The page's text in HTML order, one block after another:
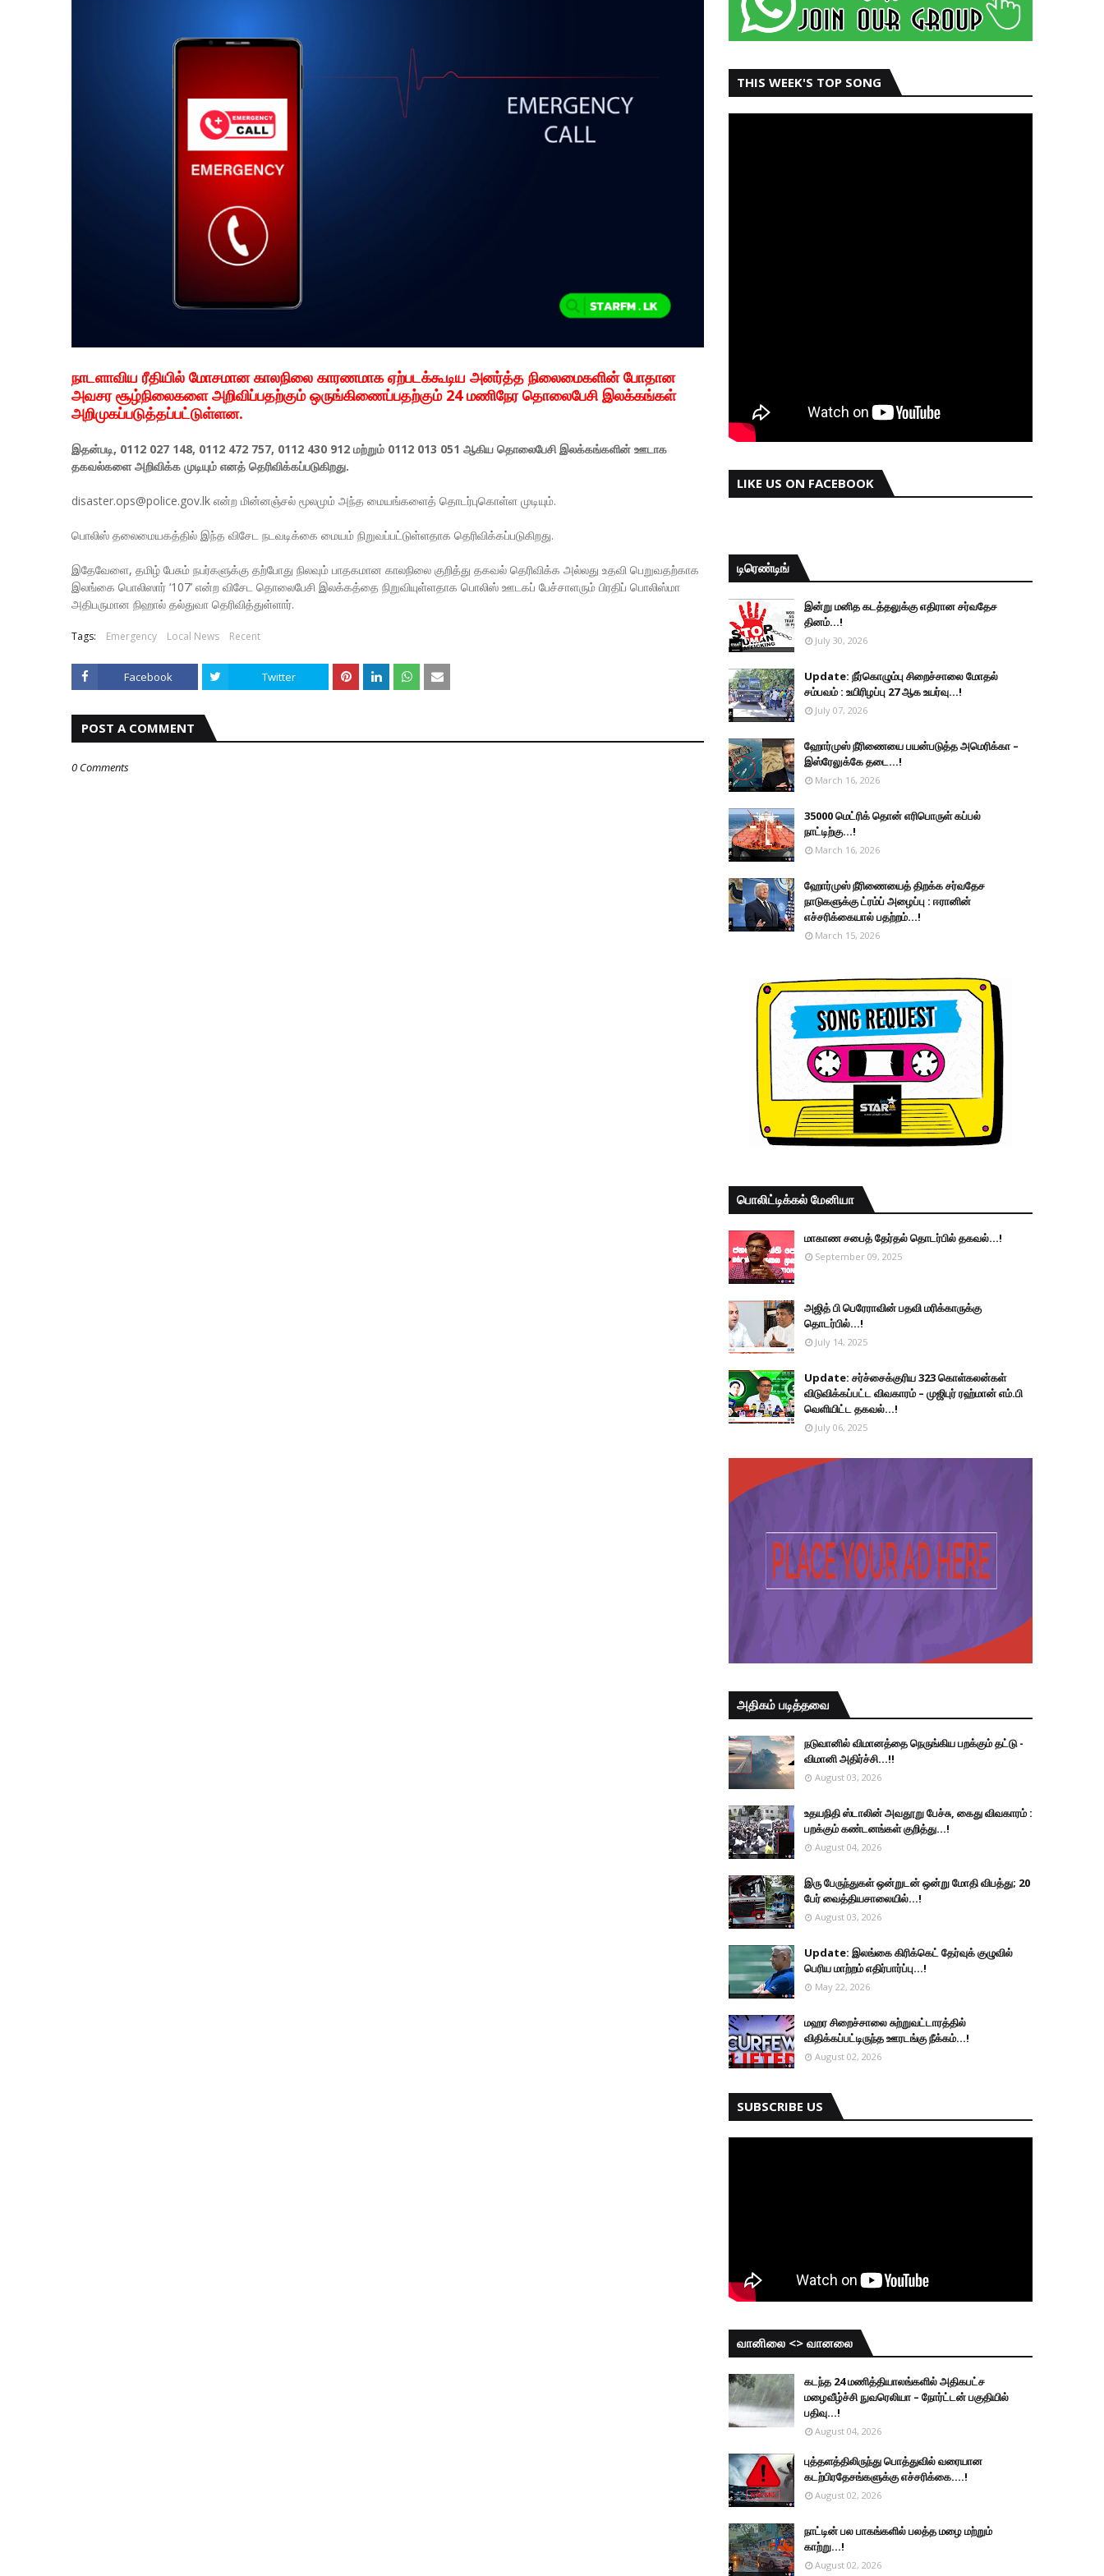
நாடளாவிய ரீதியில் மோசமான காலநிலை காரணமாக ஏற்படக்கூடிய அனர்த்த நிலைமைகளின் போதான
அவசர சூழ்நிலைகளை அறிவிப்பதற்கும் ஒருங்கிணைப்பதற்கும் 24 மணிநேர தொலைபேசி இலக்கங்கள்
அறிமுகப்படுத்தப்பட்டுள்ளன.
இதன்படி, 0112 027 148, 0112 472 757, 0112 430 912 மற்றும் 0112 013 051 ஆகிய தொலைபேசி இலக்கங்களின் ஊடாக
தகவல்களை அறிவிக்க முடியும் எனத் தெரிவிக்கப்படுகிறது.
disaster.ops@police.gov.lk என்ற மின்னஞ்சல் மூலமும் அந்த மையங்களைத் தொடர்புகொள்ள முடியும்.
பொலிஸ் தலைமையகத்தில் இந்த விசேட நடவடிக்கை மையம் நிறுவப்பட்டுள்ளதாக தெரிவிக்கப்படுகிறது.
இதேவேளை, தமிழ் பேசும் நபர்களுக்கு தற்போது நிலவும் பாதகமான காலநிலை குறித்து தகவல் தெரிவிக்க அல்லது உதவி பெறுவதற்காக
இலங்கை பொலிஸார் ‘107’ என்ற விசேட தொலைபேசி இலக்கத்தை நிறுவியுள்ளதாக பொலிஸ் ஊடகப் பேச்சாளரும் பிரதிப் பொலிஸ்மா
அதிபருமான நிஹால் தல்துவா தெரிவித்துள்ளார்.
Tags: Emergency Local News Recent
Facebook Twitter
POST A COMMENT
0 Comments
THIS WEEK'S TOP SONG
LIKE US ON FACEBOOK
டிரெண்டிங்
இன்று மனித கடத்தலுக்கு எதிரான சர்வதேச
தினம்...!
July 30, 2026
Update: நீர்கொழும்பு சிறைச்சாலை மோதல்
சம்பவம் : உயிரிழப்பு 27 ஆக உயர்வு...!
July 07, 2026
ஹோர்முஸ் நீரிணையை பயன்படுத்த அமெரிக்கா –
இஸ்ரேலுக்கே தடை...!
March 16, 2026
35000 மெட்ரிக் தொன் எரிபொருள் கப்பல்
நாட்டிற்கு...!
March 16, 2026
ஹோர்முஸ் நீரிணையைத் திறக்க சர்வதேச
நாடுகளுக்கு ட்ரம்ப் அழைப்பு : ஈரானின்
எச்சரிக்கையால் பதற்றம்...!
March 15, 2026
பொலிட்டிக்கல் மேனியா
மாகாண சபைத் தேர்தல் தொடர்பில் தகவல்...!
September 09, 2025
அஜித் பி பெரேராவின் பதவி மரிக்காருக்கு
தொடர்பில்...!
July 14, 2025
Update: சர்ச்சைக்குரிய 323 கொள்கலன்கள்
விடுவிக்கப்பட்ட விவகாரம் – முஜிபுர் ரஹ்மான் எம்.பி
வெளியிட்ட தகவல்...!
July 06, 2025
அதிகம் படித்தவை
நடுவானில் விமானத்தை நெருங்கிய பறக்கும் தட்டு -
விமானி அதிர்ச்சி...!!
August 03, 2026
உதயநிதி ஸ்டாலின் அவதூறு பேச்சு, கைது விவகாரம் :
பறக்கும் கண்டனங்கள் குறித்து...!
August 04, 2026
இரு ப‍ேருந்துகள் ஒன்றுடன் ஒன்று மோதி விபத்து; 20
பேர் வைத்தியசாலையில்...!
August 03, 2026
Update: இலங்கை கிரிக்கெட் தேர்வுக் குழுவில்
பெரிய மாற்றம் எதிர்பார்ப்பு...!
May 22, 2026
மஹர சிறைச்சாலை சுற்றுவட்டாரத்தில்
விதிக்கப்பட்டிருந்த ஊரடங்கு நீக்கம்...!
August 02, 2026
SUBSCRIBE US
வானிலை <> வானலை
கடந்த 24 மணித்தியாலங்களில் அதிகபட்ச
மழைவீழ்ச்சி நுவரெலியா – நோர்ட்டன் பகுதியில்
பதிவு...!
August 04, 2026
புத்தளத்திலிருந்து பொத்துவில் வரையான
கடற்பிரதேசங்களுக்கு எச்சரிக்கை....!
August 02, 2026
நாட்டின் பல பாகங்களில் பலத்த மழை மற்றும்
காற்று...!
August 02, 2026